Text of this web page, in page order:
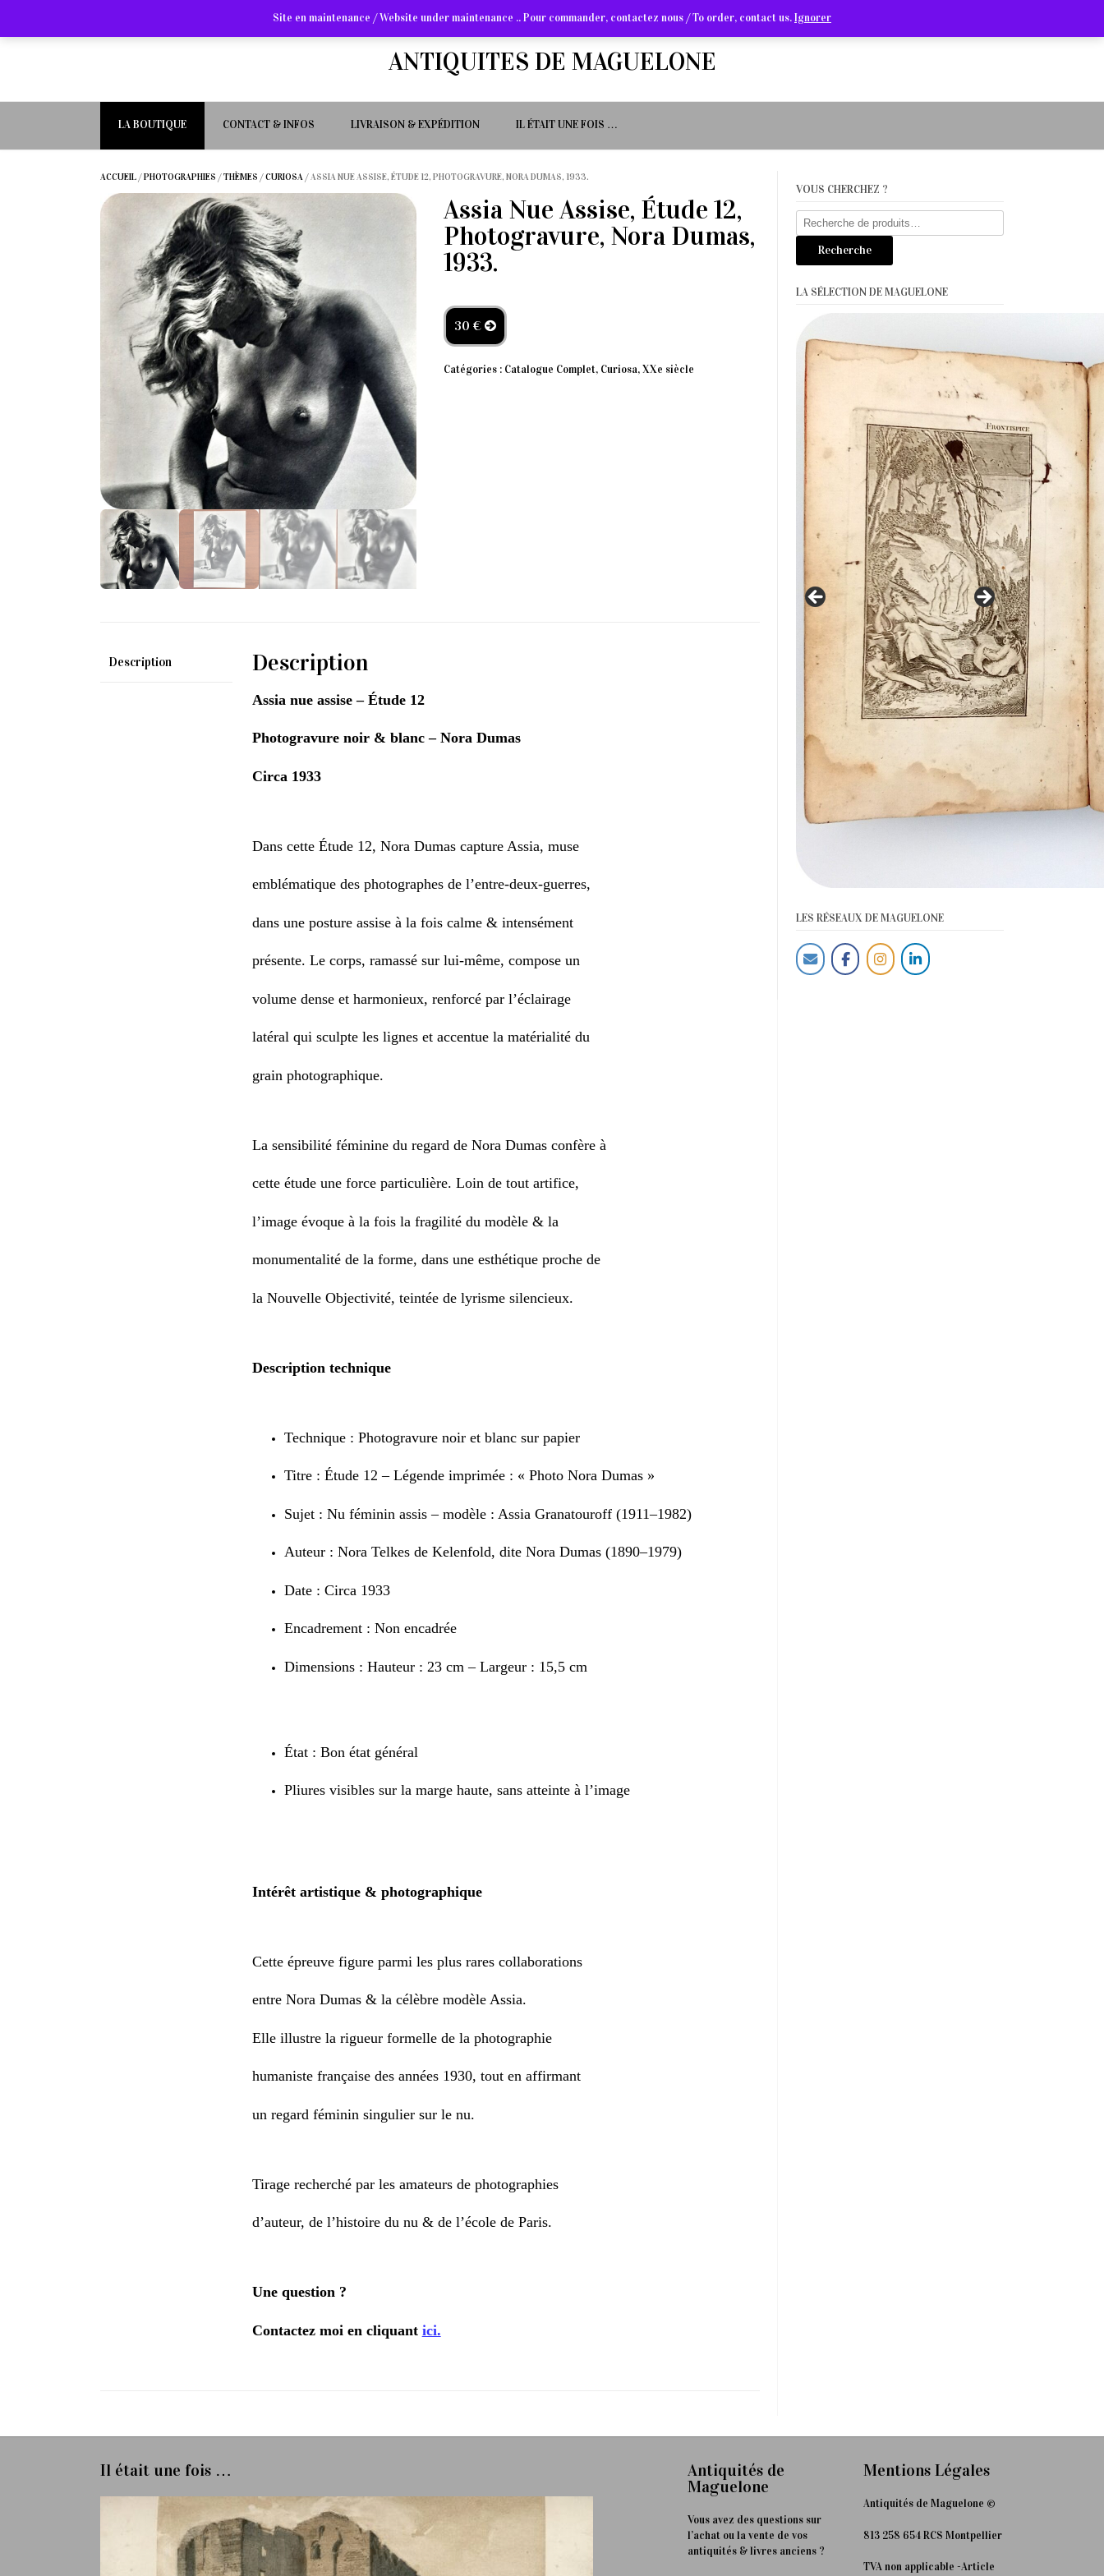
ANTIQUITES DE MAGUELONE
LA BOUTIQUE CONTACT & INFOS LIVRAISON & EXPÉDITION IL ÉTAIT UNE FOIS …
ACCUEIL /PHOTOGRAPHIES /THÈMES /CURIOSA / ASSIA NUE ASSISE, ÉTUDE 12, PHOTOGRAVURE, NORA DUMAS, 1933.
Assia Nue Assise, Étude 12,
Photogravure, Nora Dumas,
1933.
30 €
Catégories : Catalogue Complet, Curiosa,XXe siècle
Description Description
Assia nue assise – Étude 12
Photogravure noir & blanc – Nora Dumas
Circa 1933
Dans cette Étude 12, Nora Dumas capture Assia, muse
emblématique des photographes de l’entre-deux-guerres,
dans une posture assise à la fois calme & intensément
présente. Le corps, ramassé sur lui-même, compose un
volume dense et harmonieux, renforcé par l’éclairage
latéral qui sculpte les lignes et accentue la matérialité du
grain photographique.
La sensibilité féminine du regard de Nora Dumas confère à
cette étude une force particulière. Loin de tout artifice,
l’image évoque à la fois la fragilité du modèle & la
monumentalité de la forme, dans une esthétique proche de
la Nouvelle Objectivité, teintée de lyrisme silencieux.
Description technique
Technique : Photogravure noir et blanc sur papier
Titre : Étude 12 – Légende imprimée : « Photo Nora Dumas »
Sujet : Nu féminin assis – modèle : Assia Granatouroff (1911–1982)
Auteur : Nora Telkes de Kelenfold, dite Nora Dumas (1890–1979)
Date : Circa 1933
Encadrement : Non encadrée
Dimensions : Hauteur : 23 cm – Largeur : 15,5 cm
État : Bon état général
Pliures visibles sur la marge haute, sans atteinte à l’image
Intérêt artistique & photographique
Cette épreuve figure parmi les plus rares collaborations
entre Nora Dumas & la célèbre modèle Assia.
Elle illustre la rigueur formelle de la photographie
humaniste française des années 1930, tout en affirmant
un regard féminin singulier sur le nu.
Tirage recherché par les amateurs de photographies
d’auteur, de l’histoire du nu & de l’école de Paris.
Une question ?
Contactez moi en cliquant ici.
VOUS CHERCHEZ ?
Recherche
pour :
Recherche
LA SÉLECTION DE MAGUELONE
LES RÉSEAUX DE MAGUELONE
Il était une fois …
Antiquités de
Maguelone
Vous avez des questions sur
l’achat ou la vente de vos
antiquités & livres anciens ?
Mentions Légales
Antiquités de Maguelone ©
813 258 654 RCS Montpellier
TVA non applicable -Article
Site en maintenance / Website under maintenance .. Pour commander, contactez nous / To order, contact us.Ignorer